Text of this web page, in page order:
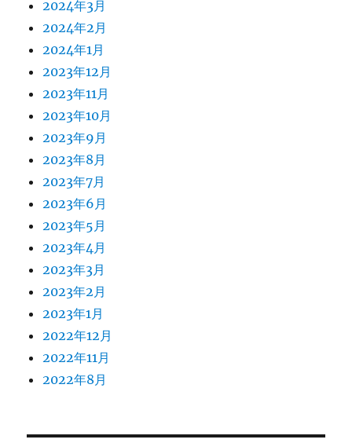
2024年3月
2024年2月
2024年1月
2023年12月
2023年11月
2023年10月
2023年9月
2023年8月
2023年7月
2023年6月
2023年5月
2023年4月
2023年3月
2023年2月
2023年1月
2022年12月
2022年11月
2022年8月